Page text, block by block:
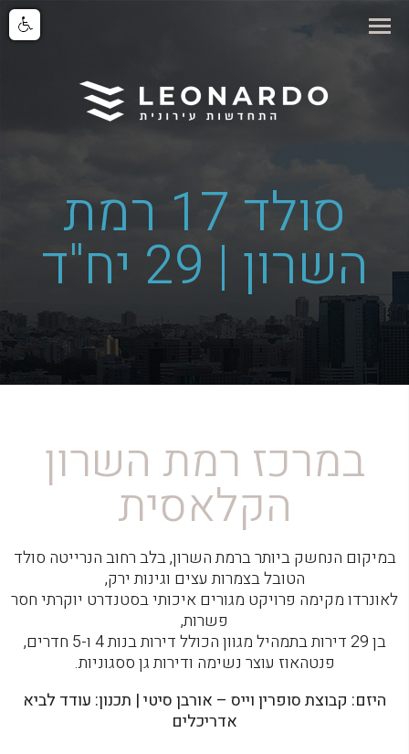
סולד 17 רמת
השרון | 29 יח"ד
במרכז רמת השרון
הקלאסית
במיקום הנחשק ביותר ברמת השרון, בלב רחוב הנרייטה סולד
הטובל בצמרות עצים וגינות ירק,
לאונרדו מקימה פרויקט מגורים איכותי בסטנדרט יוקרתי חסר
פשרות,
בן 29 דירות בתמהיל מגוון הכולל דירות בנות 4 ו-5 חדרים,
פנטהאוז עוצר נשימה ודירות גן ססגוניות.
היזם: קבוצת סופרין וייס – אורבן סיטי | תכנון: עודד לביא
אדריכלים